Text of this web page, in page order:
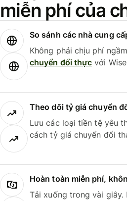
miễn phí của
So sánh các nhà cung
Không phải chịu phí
chuyển đổi thực với
Theo dõi tỷ giá chuyển
Lưu các loại tiền tệ yêu
cách tỷ giá chuyển đổi
Hoàn toàn miễn phí,
Tải xuống trong vài giây.